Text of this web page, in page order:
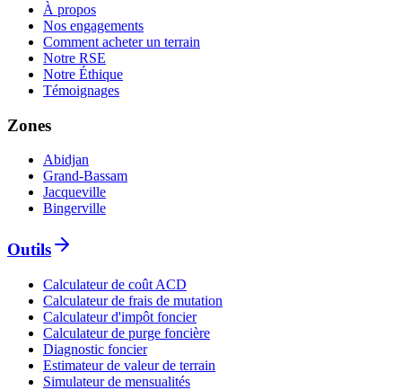
À propos
Nos engagements
Comment acheter un terrain
Notre RSE
Notre Éthique
Témoignages
Zones
Abidjan
Grand-Bassam
Jacqueville
Bingerville
Outils
Calculateur de coût ACD
Calculateur de frais de mutation
Calculateur d'impôt foncier
Calculateur de purge foncière
Diagnostic foncier
Estimateur de valeur de terrain
Simulateur de mensualités